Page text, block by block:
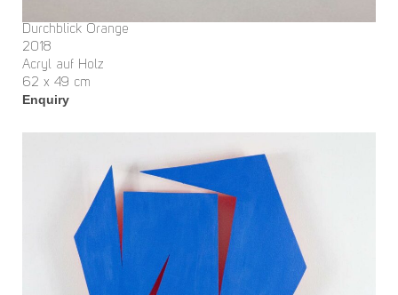
Durchblick Orange
2018
Acryl auf Holz
62 x 49 cm
Enquiry